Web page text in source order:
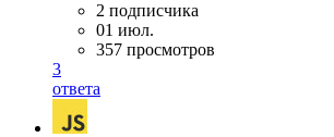
2 подписчика
01 июл.
357 просмотров
3
ответа